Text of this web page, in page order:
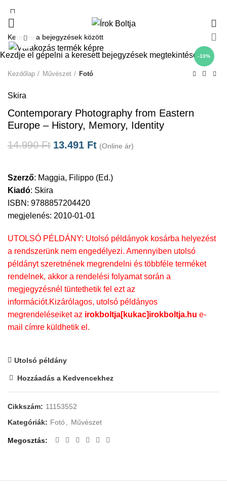
-10%
Click to enlarge
Kezdőlap Művészet Fotó
Skira
Contemporary Photography from Eastern
Europe – History, Memory, Identity
14.990Ft 13.491 Ft (Online ár)
Szerző: Maggia, Filippo (Ed.)
Kiadó: Skira
ISBN: 9788857204420
megjelenés: 2010-01-01
UTOLSÓ PÉLDÁNY: Utolsó példányok kosárba helyezést
a rendszerünk nem engedélyezi. Amennyiben utolsó
példányt szeretnének megrendelni és többféle terméket
rendelnek, akkor a rendelési folyamat során a
megjegyzésnél tüntethetik fel ezt az
információt.Kizárólagos, utolsó példányos
megrendeléseiket az irokboltja[kukac]irokboltja.hu e-
mail címre küldhetik el.
Utolsó példány
Hozzáadás a Kedvencekhez
Cikkszám: 11153552
Kategóriák: Fotó , Művészet
Megosztás
Kezdje el gépelni a keresett bejegyzések megtekintéséhez.